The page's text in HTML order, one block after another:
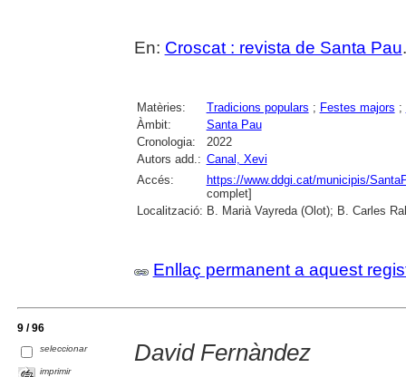
En: Croscat : revista de Santa Pau
Matèries: Tradicions populars ; Festes majors ;
Àmbit:
Santa Pau
Cronologia:
2022
Autors add.: Canal, Xevi
Accés:
https://www.ddgi.cat/municipis/
complet]
Localització: B. Marià Vayreda (Olot); B. Carles
Enllaç permanent a aquest
9 / 96
seleccionar
imprimir
David Fernàndez